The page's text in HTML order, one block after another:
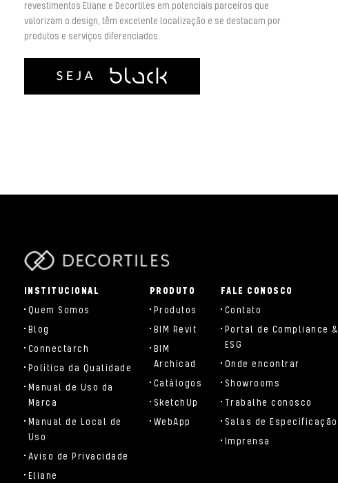
revestimentos Eliane e Decortiles em potenciais parceiros que
valorizam o design, têm excelente localização e se destacam por
produtos e serviços diferenciados.
INSTITUCIONAL
Quem Somos
Blog
Connectarch
Política da Qualidade
Manual de Uso da
Marca
Manual de Local de
Uso
Aviso de Privacidade
Eliane
PRODUTO
Produtos
BIM Revit
BIM
Archicad
Catálogos
SketchUp
WebApp
FALE CONOSCO
Contato
Portal de Compliance &
ESG
Onde encontrar
Showrooms
Trabalhe conosco
Salas de Especificação
Imprensa